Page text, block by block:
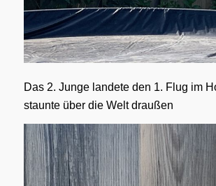
Das 2. Junge landete den 1. Flug im
staunte über die Welt draußen